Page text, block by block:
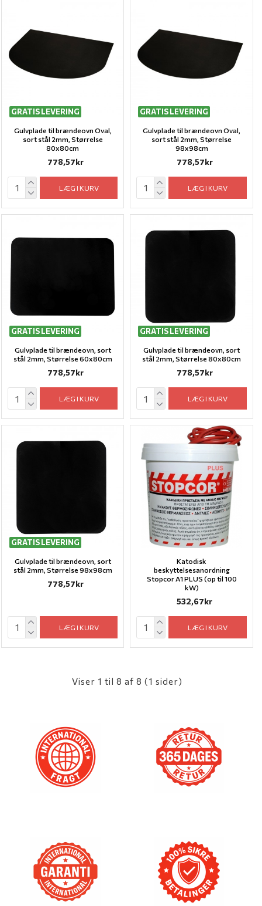
GRATIS LEVERING
Gulvplade til brændeovn Oval,
sort stål 2mm, Størrelse
80x80cm
778,57kr
LÆG I KURV
GRATIS LEVERING
Gulvplade til brændeovn Oval,
sort stål 2mm, Størrelse
98x98cm
778,57kr
LÆG I KURV
GRATIS LEVERING
Gulvplade til brændeovn, sort
stål 2mm, Størrelse 60x80cm
778,57kr
LÆG I KURV
GRATIS LEVERING
Gulvplade til brændeovn, sort
stål 2mm, Størrelse 80x80cm
778,57kr
LÆG I KURV
GRATIS LEVERING
Gulvplade til brændeovn, sort
stål 2mm, Størrelse 98x98cm
778,57kr
LÆG I KURV
Katodisk
beskyttelsesanordning
Stopcor A1 PLUS (op til 100
kW)
532,67kr
LÆG I KURV
Viser 1 til 8 af 8 (1 sider)